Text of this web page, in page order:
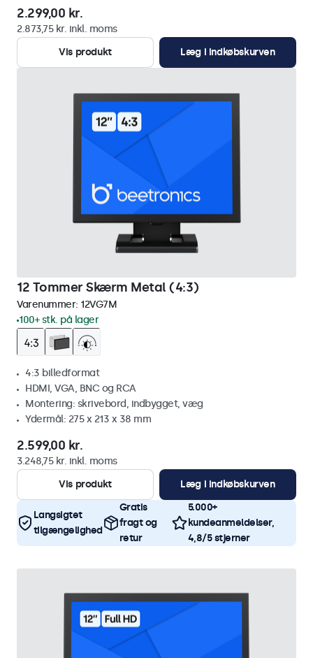
2.299,00 kr.
2.873,75 kr. inkl. moms
Vis produkt
Læg i indkøbskurven
12 Tommer Skærm Metal (4:3)
Varenummer: 12VG7M
100+ stk. på lager
4:3 billedformat
HDMI, VGA, BNC og RCA
Montering: skrivebord, indbygget, væg
Ydermål: 275 x 213 x 38 mm
2.599,00 kr.
3.248,75 kr. inkl. moms
Vis produkt
Læg i indkøbskurven
Langsigtet
tilgængelighed
Gratis
fragt og
retur
5.000+
kundeanmeldelser,
4,8/5 stjerner